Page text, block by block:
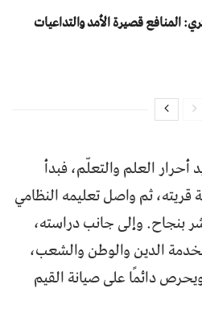
المنافع قصيرة الأمد والتداعيات
العلم والتعلّم، فبدأ
قريته، ثم واصل تعليمه النظامي
بنجاح. وإلى جانب دراسته،
الدين والوطن والشعب،
دائمًا على صيانة القيم